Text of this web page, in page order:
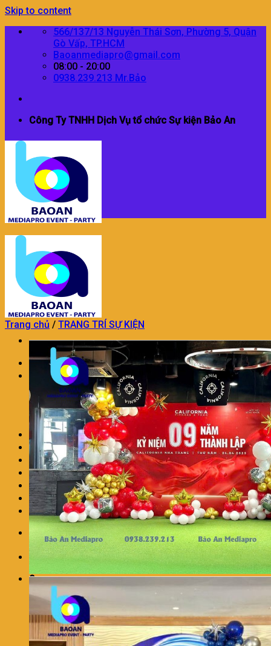
Skip to content
566/137/13 Nguyễn Thái Sơn, Phường 5, Quận
Gò Vấp, TP.HCM
Baoanmediapro@gmail.com
08:00 - 20:00
0938.239.213 Mr.Bảo
Công Ty TNHH Dịch Vụ tổ chức Sự kiện Bảo An
Trang chủ
TỔ CHỨC SỰ KIỆN
TỔ CHỨC SỰ KIỆN KHAI TRƯƠNG
DỊCH VỤ TỔ CHỨC SINH NHẬT
DỊCH VỤ TỔ CHỨC TRUNG THU
TỔ CHỨC SỰ KIỆN TRON GÓI KHÁC
TRANG TRÍ THÔI NÔI SINH NHẬT
DỊCH VỤ MÚA LÂN CHUYÊN NGHIỆP
DỊCH VỤ TRANG TRÍ KHAI TRƯƠNG
DỊCH VỤ NHÂN SỰ SỰ KIỆN
CHO THUÊ ÂM THANH ÁNH SÁNG
LIÊN HỆ
BÁO GIÁ
0
Giỏ hàng
Chưa có sản phẩm trong giỏ hàng.
Trang chủ / TRANG TRÍ SỰ KIỆN